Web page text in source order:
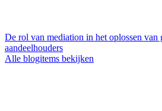
De rol van mediation in het oplossen van
aandeelhouders
Alle blogitems bekijken